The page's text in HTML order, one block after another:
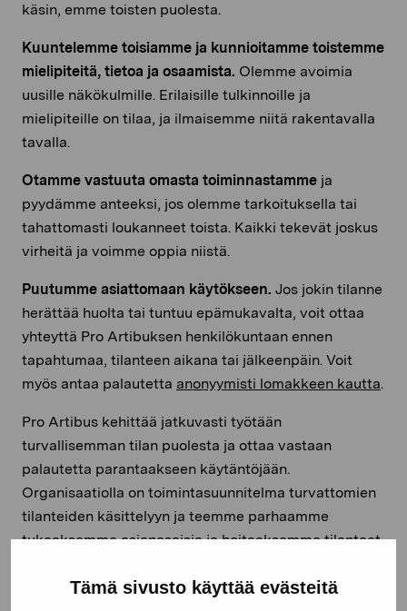
Tämä sivusto käyttää evästeitä
käsin, emme toisten puolesta.
Kuuntelemme toisiamme ja kunnioitamme toistemme
mielipiteitä, tietoa ja osaamista. Olemme avoimia
uusille näkökulmille. Erilaisille tulkinnoille ja
mielipiteille on tilaa, ja ilmaisemme niitä rakentavalla
tavalla.
Otamme vastuuta omasta toiminnastamme ja
pyydämme anteeksi, jos olemme tarkoituksella tai
tahattomasti loukanneet toista. Kaikki tekevät joskus
virheitä ja voimme oppia niistä.
Puutumme asiattomaan käytökseen. Jos jokin tilanne
herättää huolta tai tuntuu epämukavalta, voit ottaa
yhteyttä Pro Artibuksen henkilökuntaan ennen
tapahtumaa, tilanteen aikana tai jälkeenpäin. Voit
myös antaa palautetta anonyymisti lomakkeen kautta.
Pro Artibus kehittää jatkuvasti työtään
turvallisemman tilan puolesta ja ottaa vastaan
palautetta parantaakseen käytäntöjään.
Organisaatiolla on toimintasuunnitelma turvattomien
tilanteiden käsittelyyn ja teemme parhaamme
tukeaksemme asianosaisia ja hoitaaksemme tilanteet
Vaalimme yhdessä kaikkia huomioivaa ja turvallista